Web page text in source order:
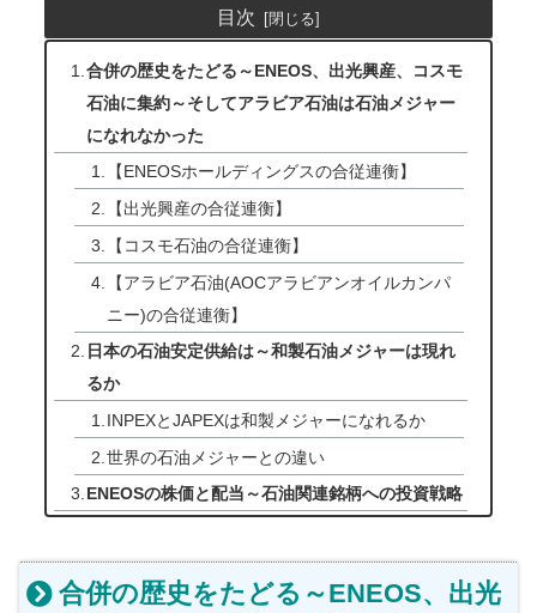
目次
合併の歴史をたどる～ENEOS、出光興産、コスモ
石油に集約～そしてアラビア石油は石油メジャー
になれなかった
【ENEOSホールディングスの合従連衡】
【出光興産の合従連衡】
【コスモ石油の合従連衡】
【アラビア石油(AOCアラビアンオイルカンパ
ニー)の合従連衡】
日本の石油安定供給は～和製石油メジャーは現れ
るか
INPEXとJAPEXは和製メジャーになれるか
世界の石油メジャーとの違い
ENEOSの株価と配当～石油関連銘柄への投資戦略
合併の歴史をたどる～ENEOS、出光